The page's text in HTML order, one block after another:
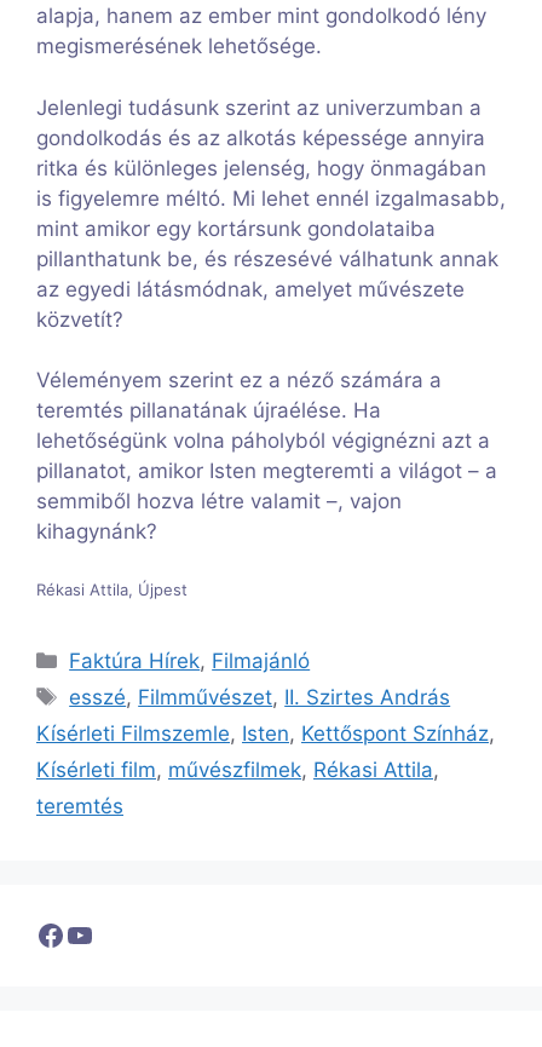
alapja, hanem az ember mint gondolkodó lény
megismerésének lehetősége.
Jelenlegi tudásunk szerint az univerzumban a
gondolkodás és az alkotás képessége annyira
ritka és különleges jelenség, hogy önmagában
is figyelemre méltó. Mi lehet ennél izgalmasabb,
mint amikor egy kortársunk gondolataiba
pillanthatunk be, és részesévé válhatunk annak
az egyedi látásmódnak, amelyet művészete
közvetít?
Véleményem szerint ez a néző számára a
teremtés pillanatának újraélése. Ha
lehetőségünk volna páholyból végignézni azt a
pillanatot, amikor Isten megteremti a világot – a
semmiből hozva létre valamit –, vajon
kihagynánk?
Rékasi Attila, Újpest
Kategória
Faktúra Hírek, Filmajánló
Címkék
esszé, Filmművészet, II. Szirtes András
Kísérleti Filmszemle, Isten, Kettőspont Színház,
Kísérleti film, művészfilmek, Rékasi Attila,
teremtés
Facebook
YouTube